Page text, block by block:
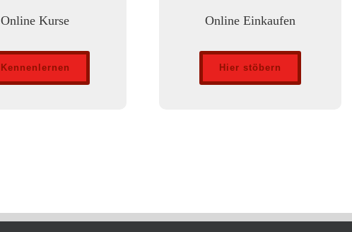
Online Kurse
Kennenlernen
Online Einkaufen
Hier stöbern